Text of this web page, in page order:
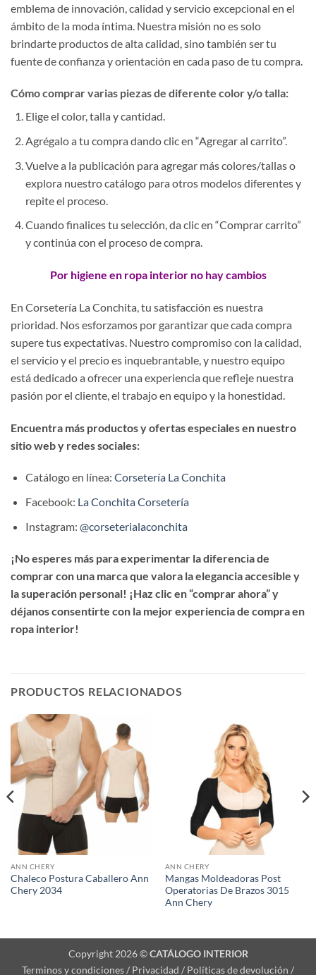
emblema de innovación, calidad y servicio excepcional en el
ámbito de la moda íntima. Nuestra misión no es solo
brindarte productos de alta calidad, sino también ser tu
fuente de confianza y orientación en cada paso de tu compra.
Cómo comprar varias piezas de diferente color y/o talla:
Elige el color, talla y cantidad.
Agrégalo a tu compra dando clic en “Agregar al carrito”.
Vuelve a la publicación para agregar más colores/tallas o
explora nuestro catálogo para otros modelos diferentes y
repite el proceso.
Cuando finalices tu selección, da clic en “Comprar carrito”
y continúa con el proceso de compra.
Por higiene en ropa interior no hay cambios
En Corsetería La Conchita, tu satisfacción es nuestra
prioridad. Nos esforzamos por garantizar que cada compra
supere tus expectativas. Nuestro compromiso con la calidad,
el servicio y el precio es inquebrantable, y nuestro equipo
está dedicado a ofrecer una experiencia que refleje nuestra
pasión por el cliente, el trabajo en equipo y la honestidad.
Encuentra más productos y ofertas especiales en nuestro
sitio web y redes sociales:
Catálogo en línea: Corsetería La Conchita
Facebook: La Conchita Corsetería
Instagram: @corseterialaconchita
¡No esperes más para experimentar la diferencia de
comprar con una marca que valora la elegancia accesible y
la superación personal! ¡Haz clic en “comprar ahora” y
déjanos consentirte con la mejor experiencia de compra en
ropa interior!
PRODUCTOS RELACIONADOS
ANN CHERY
Chaleco Postura Caballero Ann
Chery 2034
ANN CHERY
Mangas Moldeadoras Post
Operatorias De Brazos 3015
Ann Chery
Copyright 2026 ©CATÁLOGO INTERIOR
Terminos y condiciones / Privacidad / Políticas de devolución /